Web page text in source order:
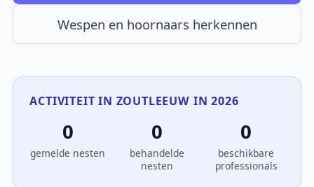
Wespen en hoornaars herkennen
ACTIVITEIT IN ZOUTLEEUW IN 2026
0
gemelde nesten
0
behandelde
nesten
0
beschikbare
professionals